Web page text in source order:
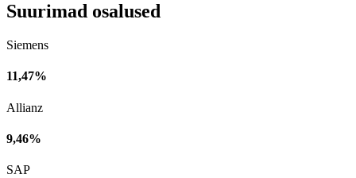
Suurimad osalused
Siemens
11,47%
Allianz
9,46%
SAP